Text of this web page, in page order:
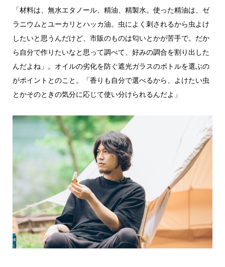
「材料は、無水エタノール、精油、精製水。使った精油は、ゼ
ラニウムとユーカリとハッカ油。虫によく刺されるから虫よけ
したいと思うんだけど、市販のものは匂いとかが苦手で。だか
ら自分で作りたいなと思って調べて、好みの調合を割り出した
んだよね」。オイルの劣化を防ぐ遮光ガラスのボトルを選ぶの
がポイントとのこと。「香りも自分で選べるから、よけたい虫
とかそのときの気分に応じて使い分けられるんだよ」